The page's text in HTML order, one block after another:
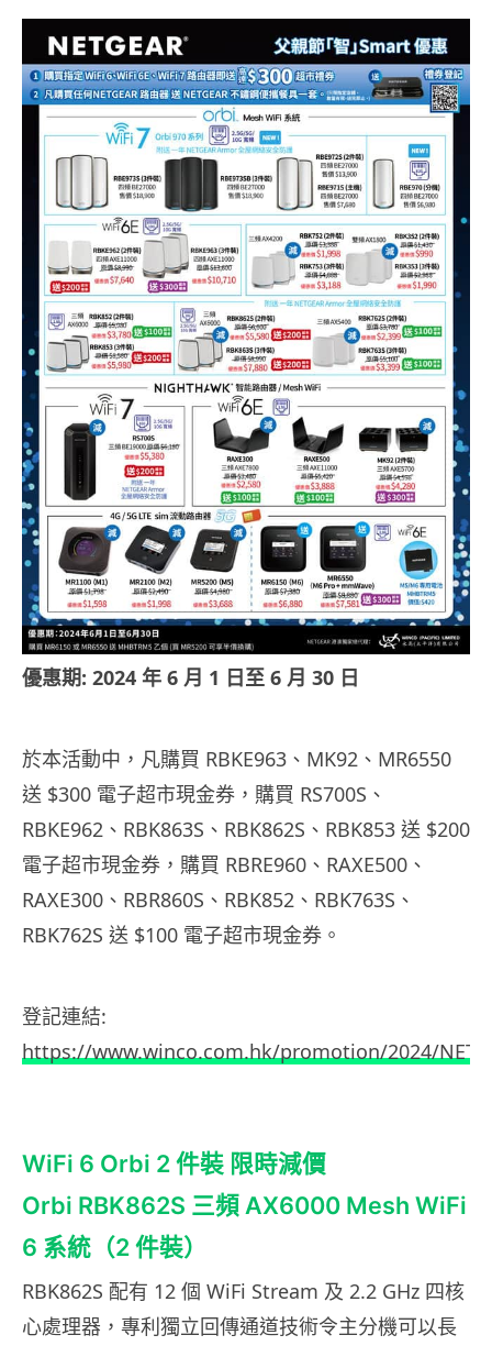
優惠期: 2024 年 6 月 1 日至 6 月 30 日
於本活動中，凡購買 RBKE963、MK92、MR6550
送 $300 電子超市現金券，購買 RS700S、
RBKE962、RBK863S、RBK862S、RBK853 送 $200
電子超市現金券，購買 RBRE960、RAXE500、
RAXE300、RBR860S、RBK852、RBK763S、
RBK762S 送 $100 電子超市現金券。
登記連結:
https://www.winco.com.hk/promotion/2024/
WiFi 6 Orbi 2 件裝 限時減價
Orbi RBK862S 三頻 AX6000 Mesh WiFi
6 系統（2 件裝）
RBK862S 配有 12 個 WiFi Stream 及 2.2 GHz 四核
心處理器，專利獨立回傳通道技術令主分機可以長